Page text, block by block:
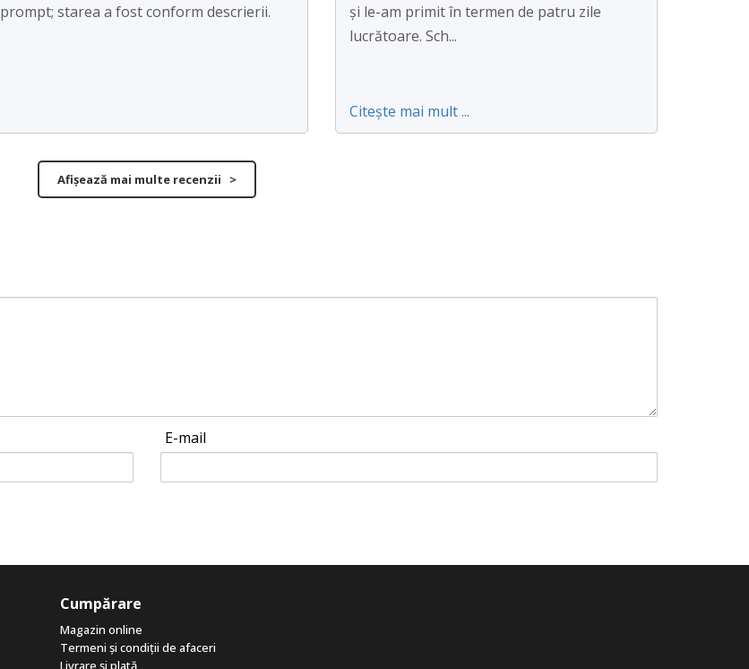
prompt; starea a fost conform descrierii.
și le-am primit în termen de patru zile
lucrătoare. Sch...
Citește mai mult ...
Afișează mai multe recenzii >
E-mail
Cumpărare
Magazin online
Termeni și condiții de afaceri
Livrare și plată